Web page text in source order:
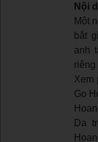
Nội
Một
bắt
anh
riêng
Xem
Go
Da